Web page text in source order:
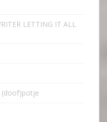
LETTING IT ALL
(doof)potje